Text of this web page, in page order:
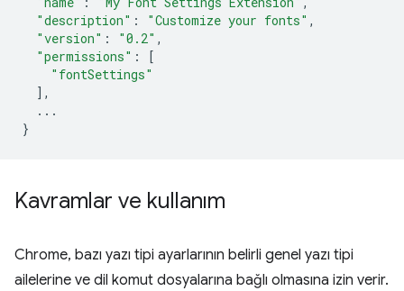
"description" : "Customize your fonts" ,
"version" : "0.2" ,
"permissions" :
[
"fontSettings"
],
...
}
Kavramlar ve kullanım
Chrome, bazı yazı tipi ayarlarının belirli genel yazı tipi
ailelerine ve dil komut dosyalarına bağlı olmasına izin verir.